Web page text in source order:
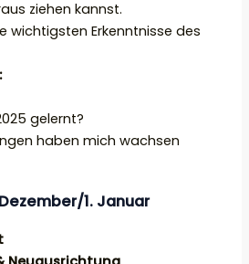
ziehen kannst.
wichtigsten Erkenntnisse des
gelernt?
haben mich wachsen
1. Januar